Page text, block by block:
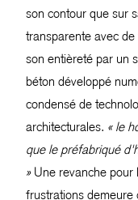
son contour que sur
transparente avec
son entièreté par un
béton développé
condensé de
architecturales. « le
que le préfabriqué
» Une revanche pour
frustrations demeure